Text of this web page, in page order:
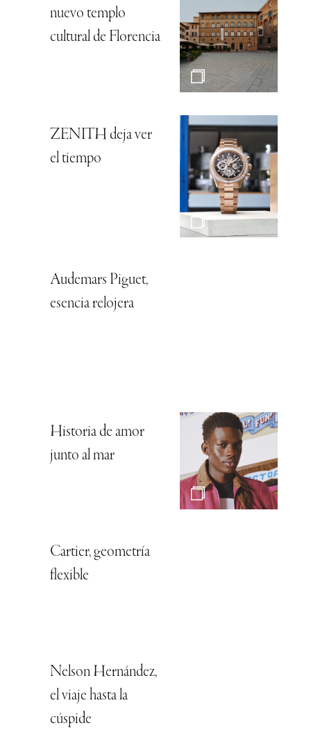
nuevo templo
cultural de Florencia
ZENITH deja ver
el tiempo
Audemars Piguet,
esencia relojera
Historia de amor
junto al mar
Cartier, geometría
flexible
Nelson Hernández,
el viaje hasta la
cúspide